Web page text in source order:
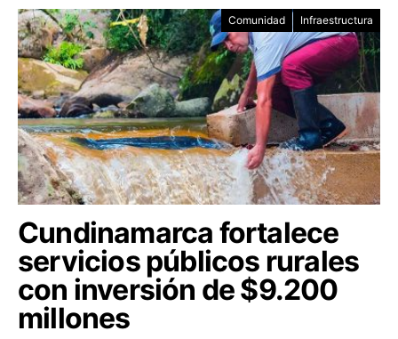
Comunidad Infraestructura
Cundinamarca fortalece
servicios públicos rurales
con inversión de $9.200
millones